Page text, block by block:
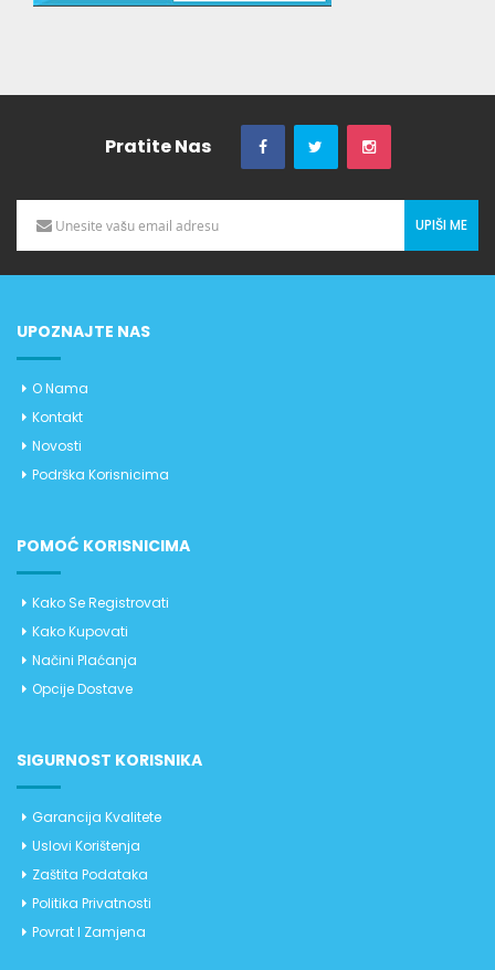
Pratite Nas
UPIŠI ME
UPOZNAJTE NAS
O Nama
Kontakt
Novosti
Podrška Korisnicima
POMOĆ KORISNICIMA
Kako Se Registrovati
Kako Kupovati
Načini Plaćanja
Opcije Dostave
SIGURNOST KORISNIKA
Garancija Kvalitete
Uslovi Korištenja
Zaštita Podataka
Politika Privatnosti
Povrat I Zamjena